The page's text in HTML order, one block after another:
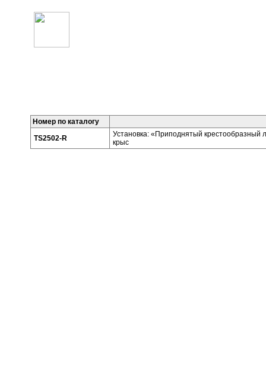
Номер по каталогу
TS2502-R
Установка: «Приподнятый крестообразный
крыс